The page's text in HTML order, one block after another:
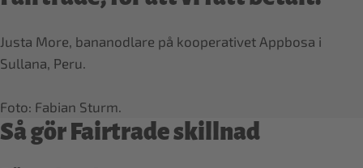
Justa More, bananodlare på kooperativet Appbosa i
Sullana, Peru.
Foto: Fabian Sturm.
Så gör Fairtrade skillnad